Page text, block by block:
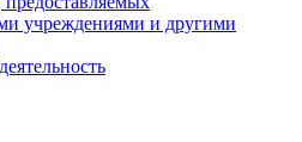
учреждениями и другими